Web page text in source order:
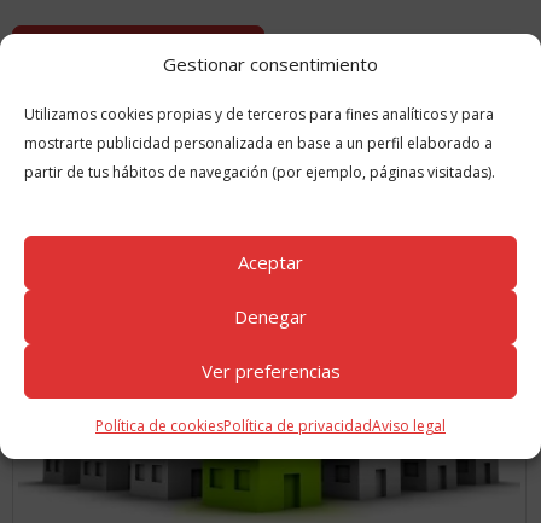
Gestionar consentimiento
Utilizamos cookies propias y de terceros para fines analíticos y para
mostrarte publicidad personalizada en base a un perfil elaborado a
partir de tus hábitos de navegación (por ejemplo, páginas visitadas).
Aceptar
Denegar
Ver preferencias
Política de cookiesPolítica de privacidadAviso legal
GUÍASRELACIONADAS